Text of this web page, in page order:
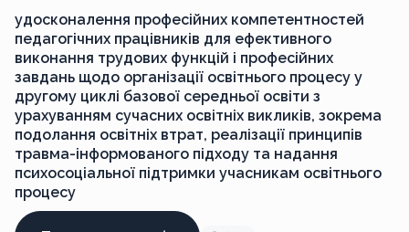
удосконалення професійних компетентностей
педагогічних працівників для ефективного
виконання трудових функцій і професійних
завдань щодо організації освітнього процесу у
другому циклі базової середньої освіти з
урахуванням сучасних освітніх викликів, зокрема
подолання освітніх втрат, реалізації принципів
травма-інформованого підходу та надання
психосоціальної підтримки учасникам освітнього
процесу